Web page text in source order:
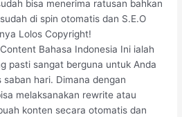
bisa menerima ratusan bahkan
di spin otomatis dan S.E.O
Lolos Copyright!
Bahasa Indonesia Ini ialah
pasti sangat berguna untuk Anda
hari. Dimana dengan
melaksanakan rewrite atau
konten secara otomatis dan